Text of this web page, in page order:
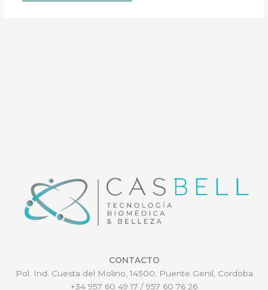
CONTACTO
Pol. Ind. Cuesta del Molino, 14500, Puente Genil, Cordoba
+34 957 60 49 17 / 957 60 76 26